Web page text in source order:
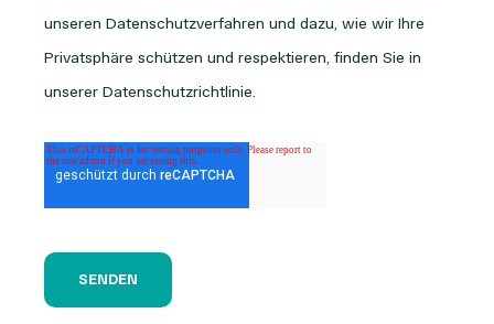
unseren Datenschutzverfahren und dazu, wie wir Ihre
Privatsphäre schützen und respektieren, finden Sie in
unserer Datenschutzrichtlinie.